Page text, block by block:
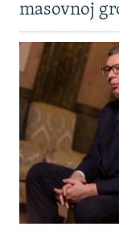
masovnoj